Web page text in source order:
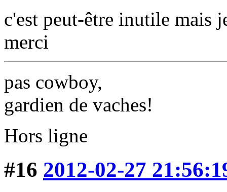
c'est peut-être inutile mais
merci
pas cowboy,
gardien de vaches!
Hors ligne
#16 2012-02-27